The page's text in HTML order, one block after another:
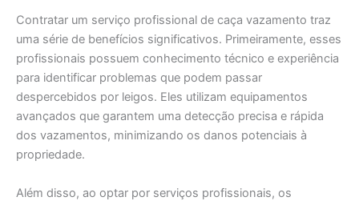
Contratar um serviço profissional de caça vazamento traz
uma série de benefícios significativos. Primeiramente, esses
profissionais possuem conhecimento técnico e experiência
para identificar problemas que podem passar
despercebidos por leigos. Eles utilizam equipamentos
avançados que garantem uma detecção precisa e rápida
dos vazamentos, minimizando os danos potenciais à
propriedade.
Além disso, ao optar por serviços profissionais, os